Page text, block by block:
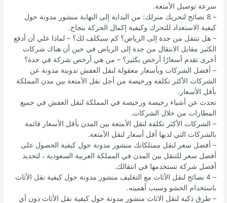
سرعة توصيل الأمتعة.
– 8 نصائح لتحريك منزلك: من البداية إلى النهاية منشور مدونة حول
كيفية الاستعداد للتحرك وكيفية إكمال الحركة بنجاح.
– هل تنتقل من جدة إلى الرياض؟ كم سيكلف لك؟ – لماذا علي أن أدفع
الكثير مقابل الانتقال من جدة إلى الرياض في حين أن هناك شركات
أخرى تقدم أسعارًا أرخص بكثير؟ – من هي أرخص شركة في جدة؟
– أفضل الشركات وبأسعار معقولة لنقل العفش تدوينة مدونة عن
الشركات الأكثر تكلفة ورخيصة من أجل نقل الأمتعة بين مدن المملكة
بأقل الأسعار.
تحدث عن أشياء رخيصة ورخيصة في المملكة لنقل العفش في جميع
المطارات من خلال الشركات.
– الشركات الأكثر تكلفة لنقل الأمتعة بين المدن بأقل الأسعار قائمة
بالشركات التي لديها أقل أسعار لنقل الأمتعة.
– أفضل سعر لنقل ممتلكاتك منشور مدونة حول كيفية الحصول على
أفضل سعر للتنقل بين المدن في المملكة العربية السعودية ، لتحديد
أفضل شركة تستخدمها في انتقالك.
– 4 نصائح لنقل الأثاث مع التغليف منشور مدونة حول كيفية نقل الأثاث
باستخدام الحشو وسبب أهميته.
– طرق ذكية لنقل الاثاث منشور مدونة حول كيفية نقل الأثاث دون أي